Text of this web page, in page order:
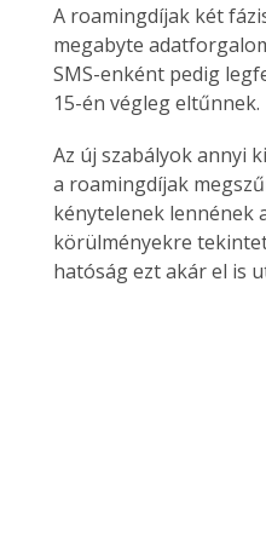
A roamingdíjak két
megabyte
SMS-enként pedig
15-én végleg eltűnnek.
Az új szabályok annyi
a roamingdíjak
kénytelenek lennének
körülményekre
hatóság ezt akár el is